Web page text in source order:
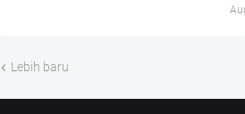
Lebih baru